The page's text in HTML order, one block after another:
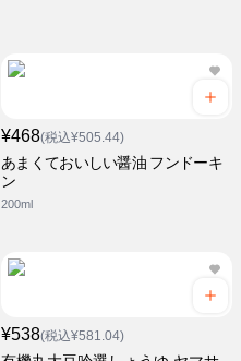
¥468(税込¥505.44)
あまくておいしい醤油 フンドーキ
ン
200ml
¥538(税込¥581.04)